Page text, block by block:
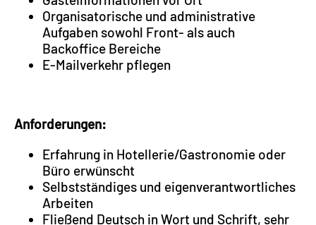
Organisatorische und administrative
Aufgaben sowohl Front- als auch
Backoffice Bereiche
E-Mailverkehr pflegen
Anforderungen:
Erfahrung in Hotellerie/Gastronomie oder
Büro erwünscht
Selbstständiges und eigenverantwortliches
Arbeiten
Fließend Deutsch in Wort und Schrift, sehr